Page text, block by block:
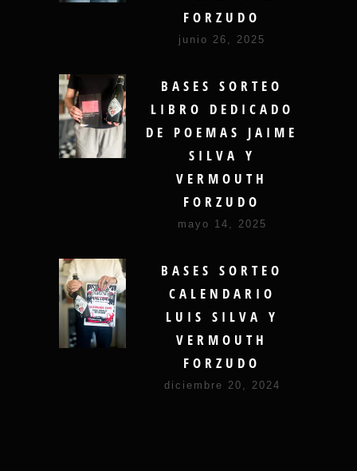
FORZUDO
junio 26, 2025
BASES SORTEO
LIBRO DEDICADO
DE POEMAS JAIME
SILVA Y
VERMOUTH
FORZUDO
mayo 14, 2025
BASES SORTEO
CALENDARIO
LUIS SILVA Y
VERMOUTH
FORZUDO
diciembre 20, 2024